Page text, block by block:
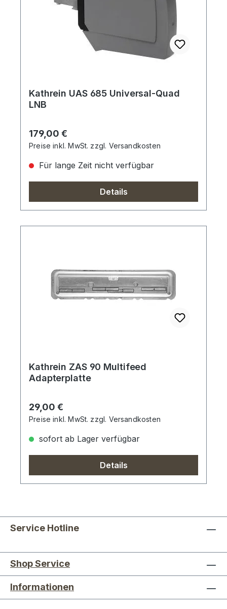
Kathrein UAS 685 Universal-Quad
LNB
Regulärer Preis:
179,00 €
Preise inkl. MwSt. zzgl. Versandkosten
Für lange Zeit nicht verfügbar
Details
Kathrein ZAS 90 Multifeed
Adapterplatte
Regulärer Preis:
29,00 €
Preise inkl. MwSt. zzgl. Versandkosten
sofort ab Lager verfügbar
Details
Service Hotline
Shop Service
Informationen